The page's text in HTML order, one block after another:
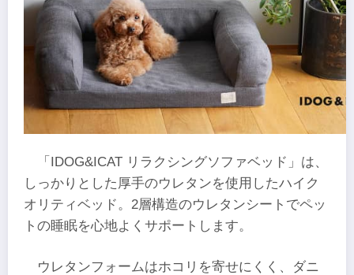
「IDOG&ICAT リラクシングソファベッド」は、
しっかりとした厚手のウレタンを使用したハイク
オリティベッド。2層構造のウレタンシートでペッ
トの睡眠を心地よくサポートします。
ウレタンフォームはホコリを寄せにくく、ダニ